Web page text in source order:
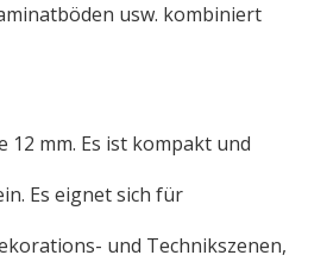
usw. kombiniert
12 mm. Es ist kompakt und
Es eignet sich für
und Technikszenen,